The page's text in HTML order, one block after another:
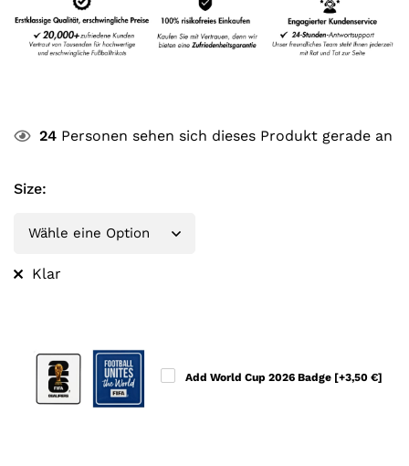
24 Personen sehen sich dieses Produkt gerade an
Size:
Klar
Add World Cup 2026 Badge [+3,50 €]